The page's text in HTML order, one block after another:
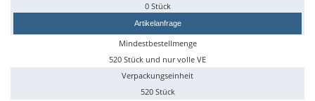
0 Stück
Artikelanfrage
Mindestbestellmenge
520 Stück und nur volle VE
Verpackungseinheit
520 Stück